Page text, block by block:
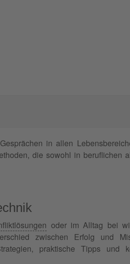
in allen
die sowohl in beruflichen
oder im Alltag bei
zwischen Erfolg und
praktische Tipps und